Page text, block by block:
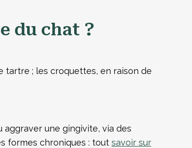
du chat ?
tartre ; les croquettes, en raison de
une gingivite, via des
formes chroniques : tout savoir sur